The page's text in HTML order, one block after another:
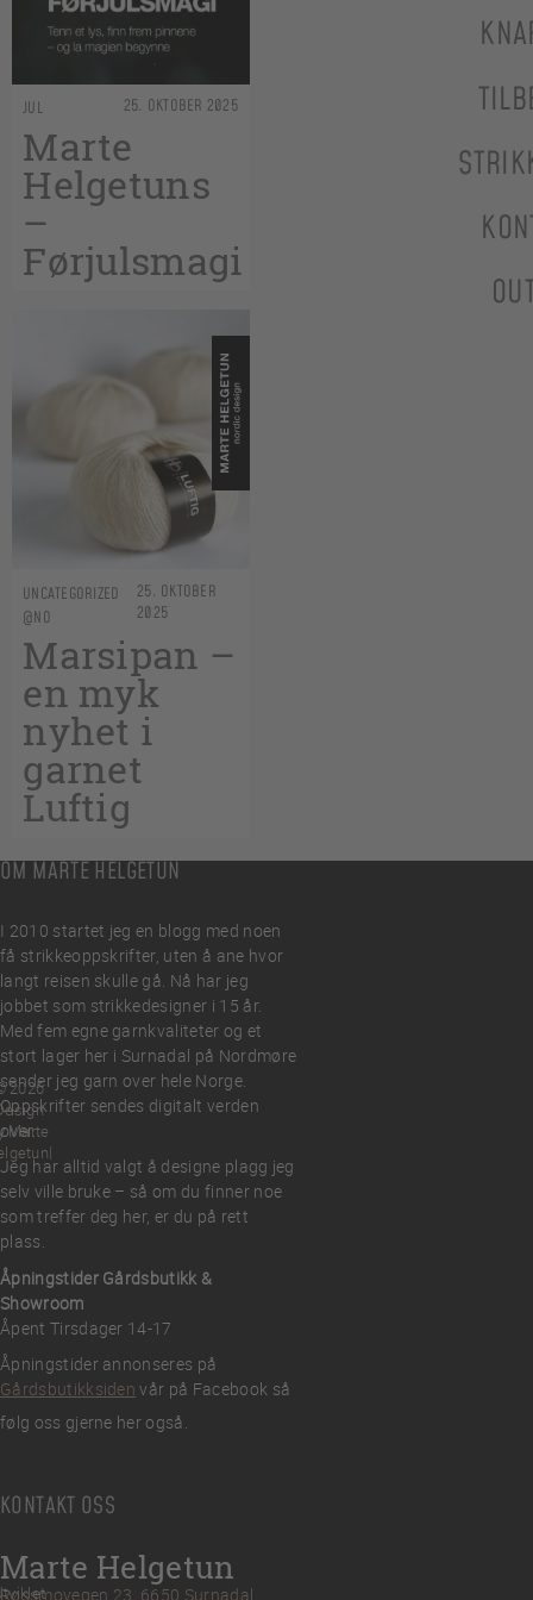
JUL 25. OKTOBER 2025
Marte
Helgetuns
–
Førjulsmagi
UNCATEGORIZED
@NO
25. OKTOBER
2025
Marsipan –
en myk
nyhet i
garnet
Luftig
OM MARTE HELGETUN
I 2010 startet jeg en blogg med noen
få strikkeoppskrifter, uten å ane hvor
langt reisen skulle gå. Nå har jeg
jobbet som strikkedesigner i 15 år.
Med fem egne garnkvaliteter og et
stort lager her i Surnadal på Nordmøre
sender jeg garn over hele Norge.
Oppskrifter sendes digitalt verden
over.
Jeg har alltid valgt å designe plagg jeg
selv ville bruke – så om du finner noe
som treffer deg her, er du på rett
plass.
Åpningstider Gårdsbutikk &
Showroom
Åpent Tirsdager 14-17
Åpningstider annonseres på
Gårdsbutikksiden vår på Facebook så
følg oss gjerne her også.
KONTAKT OSS
Marte Helgetun
Røssmovegen 23, 6650 Surnadal,
2026
Marte